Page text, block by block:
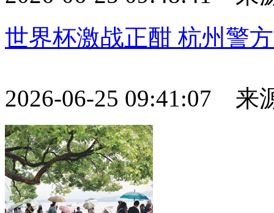
世界杯激战正酣 杭州警
2026-06-25 09:41:07 来